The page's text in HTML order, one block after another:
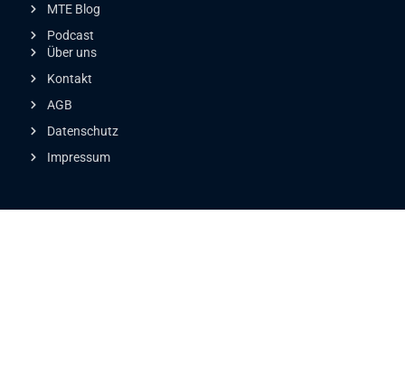
MTE Blog
Podcast
Über uns
Kontakt
AGB
Datenschutz
Impressum